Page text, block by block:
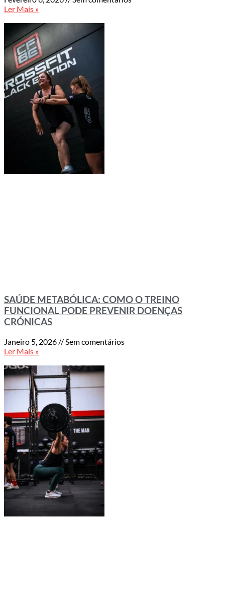
Ler Mais »
SAÚDE METABÓLICA: COMO O TREINO
FUNCIONAL PODE PREVENIR DOENÇAS
CRÓNICAS
Janeiro 5, 2026
Sem comentários
Ler Mais »